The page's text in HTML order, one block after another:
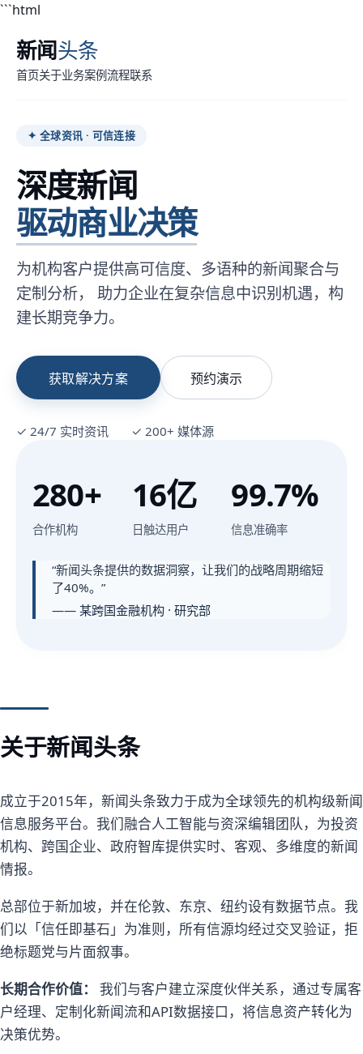
```html
新闻头条
首页关于业务案例流程联系
✦ 全球资讯 · 可信连接
深度新闻
驱动商业决策
为机构客户提供高可信度、多语种的新闻聚合与
定制分析， 助力企业在复杂信息中识别机遇，构
建长期竞争力。
获取解决方案 预约演示
✓ 24/7 实时资讯 ✓ 200+ 媒体源
280+
合作机构
16亿
日触达用户
99.7%
信息准确率
“新闻头条提供的数据洞察，让我们的战略周期缩短
了40%。”
—— 某跨国金融机构 · 研究部
关于新闻头条
成立于2015年，新闻头条致力于成为全球领先的机构级新闻
信息服务平台。我们融合人工智能与资深编辑团队，为投资
机构、跨国企业、政府智库提供实时、客观、多维度的新闻
情报。
总部位于新加坡，并在伦敦、东京、纽约设有数据节点。我
们以「信任即基石」为准则，所有信源均经过交叉验证，拒
绝标题党与片面叙事。
长期合作价值：
我们与客户建立深度伙伴关系，通过专属客
户经理、定制化新闻流和API数据接口，将信息资产转化为
决策优势。